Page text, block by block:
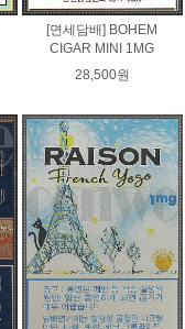
[면세담배] BOHEM
CIGAR MINI 1MG
28,500원